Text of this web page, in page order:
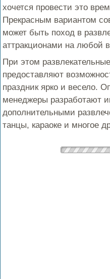
хочется провести это
Прекрасным вариантом
может быть поход в
аттракционами на любой
При этом
предоставляют
праздник ярко и весело.
менеджеры разработают
дополнительными
танцы, караоке и многое